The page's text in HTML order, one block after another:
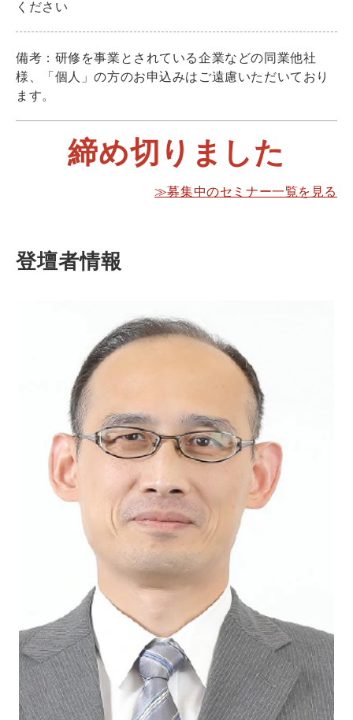
ください
備考：研修を事業とされている企業などの同業他社
様、「個人」の方のお申込みはご遠慮いただいており
ます。
締め切りました
≫募集中のセミナー一覧を見る
登壇者情報